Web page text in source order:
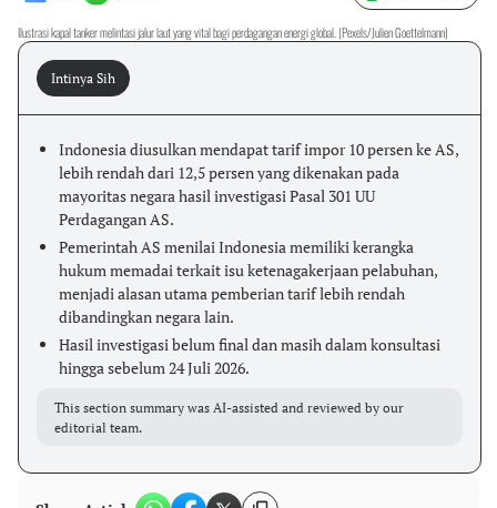
Ilustrasi kapal tanker melintasi jalur laut yang vital bagi perdagangan energi global. (Pexels/Julien Goettelmann)
Intinya Sih
Indonesia diusulkan mendapat tarif impor 10 persen ke AS,
lebih rendah dari 12,5 persen yang dikenakan pada
mayoritas negara hasil investigasi Pasal 301 UU
Perdagangan AS.
Pemerintah AS menilai Indonesia memiliki kerangka
hukum memadai terkait isu ketenagakerjaan pelabuhan,
menjadi alasan utama pemberian tarif lebih rendah
dibandingkan negara lain.
Hasil investigasi belum final dan masih dalam konsultasi
hingga sebelum 24 Juli 2026.
This section summary was AI-assisted and reviewed by our
editorial team.